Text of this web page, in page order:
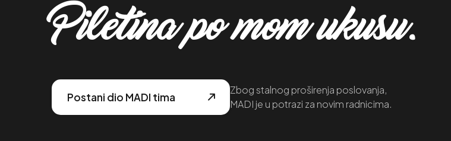
Piletina po mom ukusu.
Postani dio MADI tima
Zbog stalnog proširenja poslovanja,
MADI je u potrazi za novim radnicima.